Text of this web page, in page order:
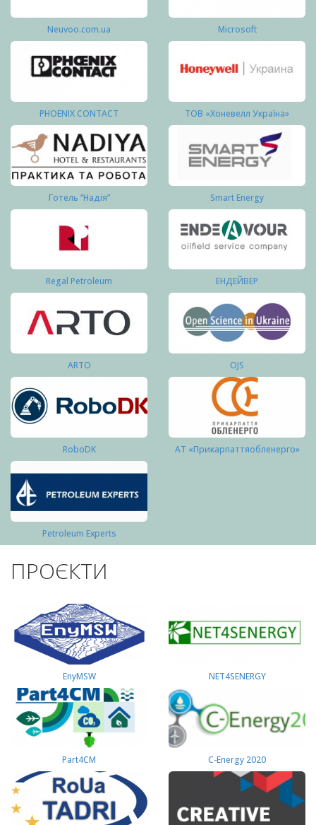
Neuvoo.com.ua Microsoft
PHOENIX CONTACT ТОВ «Хоневелл Україна»
Готель “Надія” Smart Energy
Regal Petroleum ЕНДЕЙВЕР
ARTO OJS
RoboDK АТ «Прикарпаттяобленерго»
Petroleum Experts
ПРОЄКТИ
EnyMSW NET4SENERGY
Part4СМ C-Energy 2020